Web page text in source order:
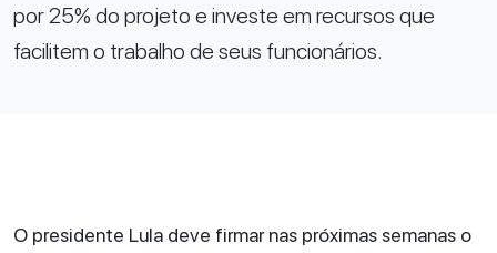
por 25% do projeto e investe em recursos que
facilitem o trabalho de seus funcionários.
O presidente Lula deve firmar nas próximas semanas o